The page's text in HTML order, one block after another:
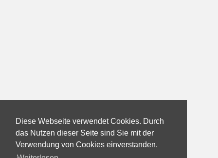
Diese Webseite verwendet Cookies. Durch
das Nutzen dieser Seite sind Sie mit der
Verwendung von Cookies einverstanden.